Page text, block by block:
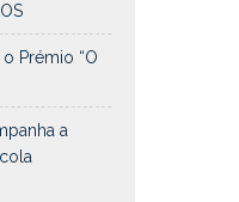
Prémio “O
a